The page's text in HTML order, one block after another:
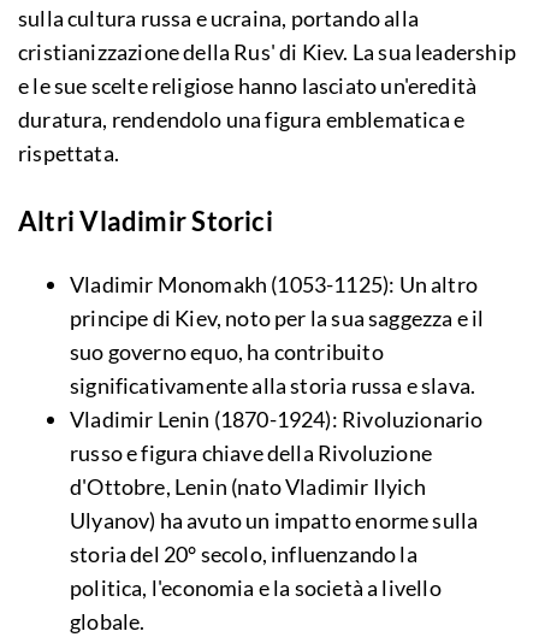
sulla cultura russa e ucraina, portando alla
cristianizzazione della Rus' di Kiev. La sua leadership
e le sue scelte religiose hanno lasciato un'eredità
duratura, rendendolo una figura emblematica e
rispettata.
Altri Vladimir Storici
Vladimir Monomakh (1053-1125): Un altro
principe di Kiev, noto per la sua saggezza e il
suo governo equo, ha contribuito
significativamente alla storia russa e slava.
Vladimir Lenin (1870-1924): Rivoluzionario
russo e figura chiave della Rivoluzione
d'Ottobre, Lenin (nato Vladimir Ilyich
Ulyanov) ha avuto un impatto enorme sulla
storia del 20° secolo, influenzando la
politica, l'economia e la società a livello
globale.